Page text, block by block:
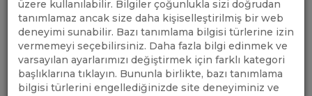
DUYURULAR
HATIRLATMA VE HAZIRLIK ANKETİ
HAKKINDA
BİRLEŞİK KRALLIK: EMNİYET
VE GÜVENLİK BEYANLARI
üzere kullanılabilir. Bilgiler çoğunlukla sizi doğrudan
tanımlamaz ancak size daha kişiselleştirilmiş bir web
deneyimi sunabilir. Bazı tanımlama bilgisi türlerine izin
vermemeyi seçebilirsiniz. Daha fazla bilgi edinmek ve
varsayılan ayarlarımızı değiştirmek için farklı kategori
başlıklarına tıklayın. Bununla birlikte, bazı tanımlama
bilgisi türlerini engellediğinizde site deneyiminiz ve